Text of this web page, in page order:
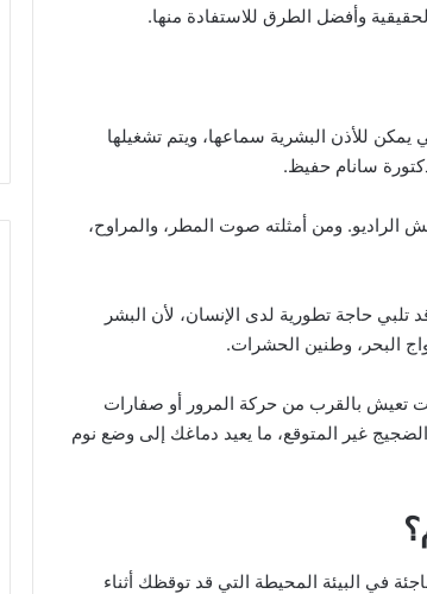
وأفضل الطرق للاستفادة منها.
للأذن البشرية سماعها، ويتم تشغيلها
سانام حفيظ.
ومن أمثلته صوت المطر، والمراوح،
حاجة تطورية لدى الإنسان، لأن البشر
البحر، وطنين الحشرات.
تعيش بالقرب من حركة المرور أو صفارات
غير المتوقع، ما يعيد دماغك إلى وضع نوم
في البيئة المحيطة التي قد توقظك أثناء